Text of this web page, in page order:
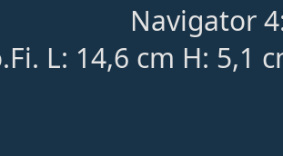
Navigator
L: 14,6 cm H: 5,1